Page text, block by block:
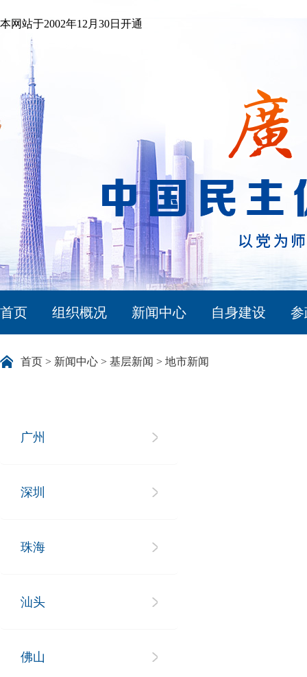
本网站于2002年12月30日开通
首页 组织概况 新闻中心 自身建设 参
首页 > 新闻中心 > 基层新闻 > 地市新闻
广州
深圳
珠海
汕头
佛山